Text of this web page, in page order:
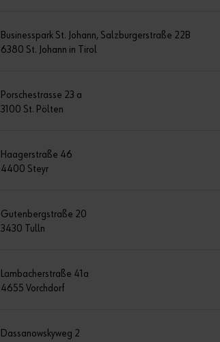
Businesspark St. Johann, Salzburgerstraße 22B
6380 St. Johann in Tirol
Porschestrasse 23 a
3100 St. Pölten
Haagerstraße 46
4400 Steyr
Gutenbergstraße 20
3430 Tulln
Lambacherstraße 41a
4655 Vorchdorf
Dassanowskyweg 2